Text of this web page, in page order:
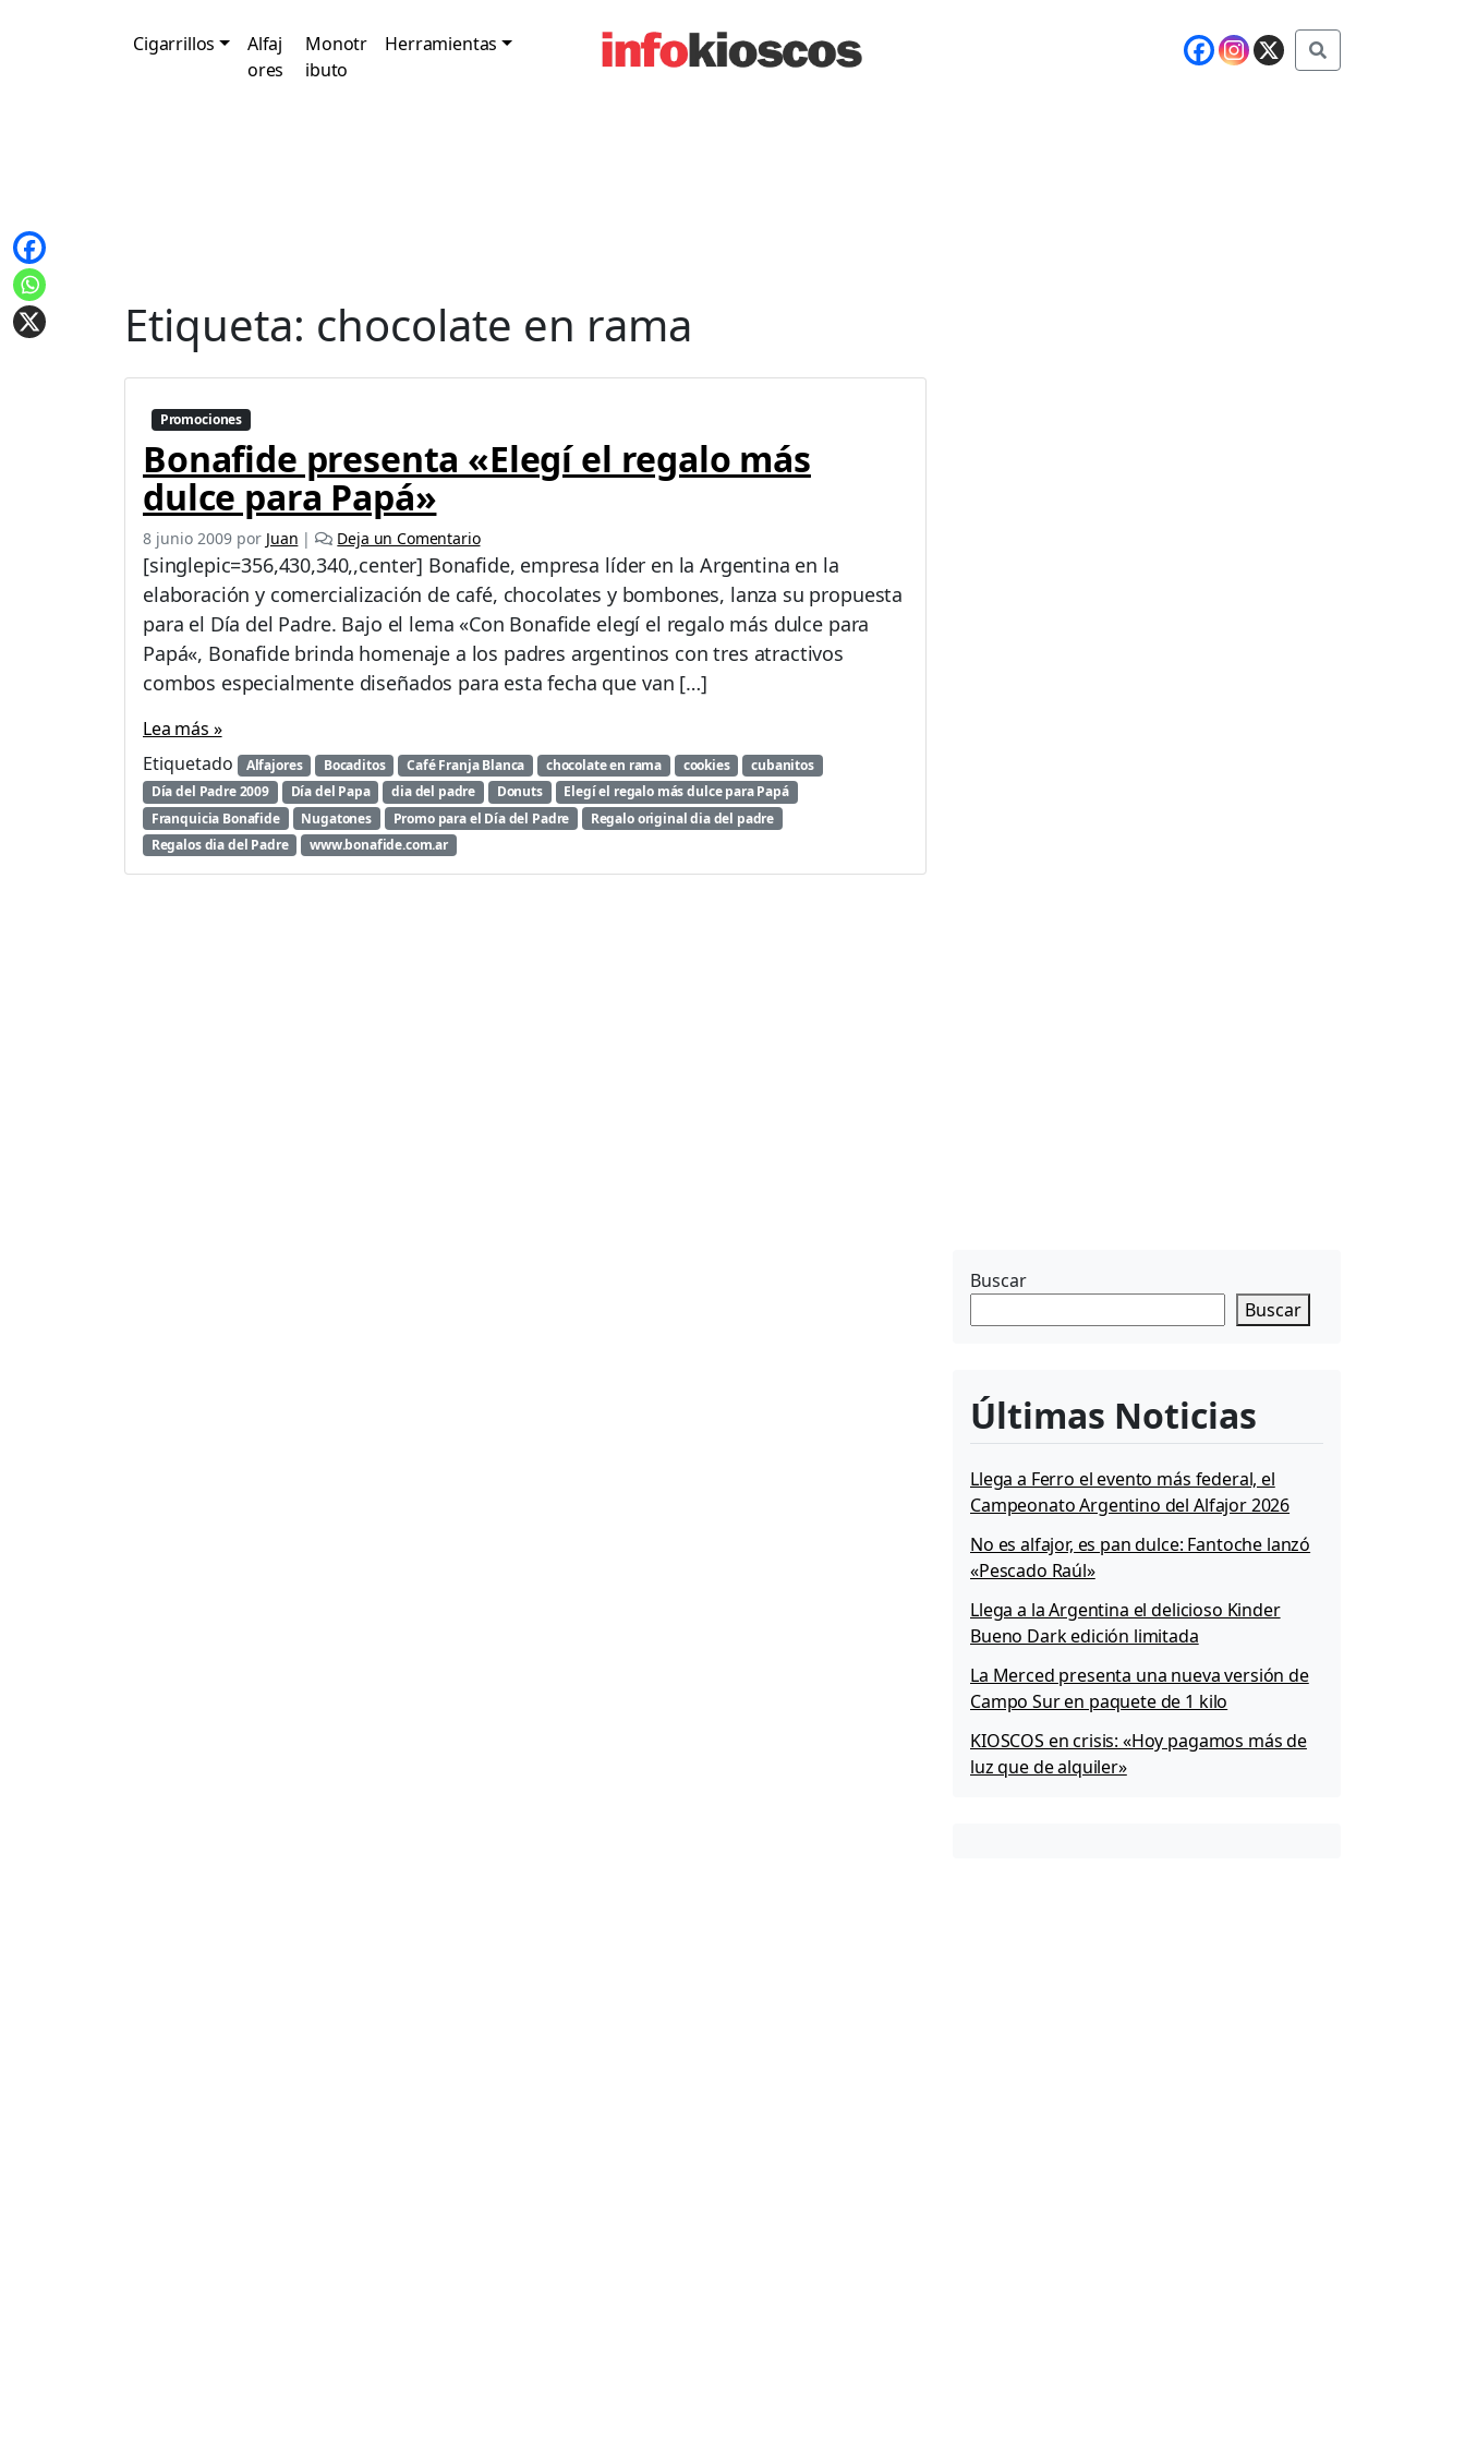
Cigarrillos
Alfaj
ores
Monotr
ibuto
Herramientas
Etiqueta: chocolate en rama
Promociones
Bonafide presenta «Elegí el regalo más
dulce para Papá»
8 junio 2009 por Juan | Deja un Comentario
[singlepic=356,430,340,,center] Bonafide, empresa líder en la Argentina en la
elaboración y comercialización de café, chocolates y bombones, lanza su propuesta
para el Día del Padre. Bajo el lema «Con Bonafide elegí el regalo más dulce para
Papá«, Bonafide brinda homenaje a los padres argentinos con tres atractivos
combos especialmente diseñados para esta fecha que van […]
Lea más »
Etiquetado
Alfajores Bocaditos Café Franja Blanca chocolate en rama cookies
cubanitos
Día del Padre 2009
Día del Papa dia del padre Donuts
Elegí el regalo más dulce para Papá
Franquicia Bonafide
Nugatones Promo para el Día del Padre
Regalo original dia del padre
Regalos dia del Padre
www.bonafide.com.ar
Buscar
Buscar
Últimas Noticias
Llega a Ferro el evento más federal, el
Campeonato Argentino del Alfajor 2026
No es alfajor, es pan dulce: Fantoche lanzó
«Pescado Raúl»
Llega a la Argentina el delicioso Kinder
Bueno Dark edición limitada
La Merced presenta una nueva versión de
Campo Sur en paquete de 1 kilo
KIOSCOS en crisis: «Hoy pagamos más de
luz que de alquiler»